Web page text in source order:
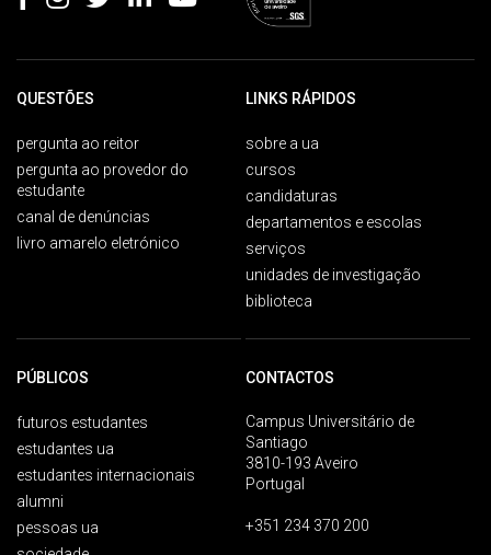
QUESTÕES
pergunta ao reitor
pergunta ao provedor do
estudante
canal de denúncias
livro amarelo eletrónico
LINKS RÁPIDOS
sobre a ua
cursos
candidaturas
departamentos e escolas
serviços
unidades de investigação
biblioteca
PÚBLICOS
futuros estudantes
estudantes ua
estudantes internacionais
alumni
pessoas ua
CONTACTOS
Campus Universitário de
Santiago
3810-193 Aveiro
Portugal
+351 234 370 200